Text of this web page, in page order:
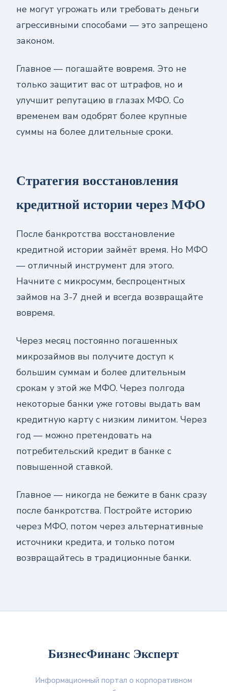
не могут угрожать или требовать деньги
агрессивными способами — это запрещено
законом.
Главное — погашайте вовремя. Это не
только защитит вас от штрафов, но и
улучшит репутацию в глазах МФО. Со
временем вам одобрят более крупные
суммы на более длительные сроки.
Стратегия восстановления
кредитной истории через МФО
После банкротства восстановление
кредитной истории займёт время. Но МФО
— отличный инструмент для этого.
Начните с микросумм, беспроцентных
займов на 3-7 дней и всегда возвращайте
вовремя.
Через месяц постоянно погашенных
микрозаймов вы получите доступ к
большим суммам и более длительным
срокам у этой же МФО. Через полгода
некоторые банки уже готовы выдать вам
кредитную карту с низким лимитом. Через
год — можно претендовать на
потребительский кредит в банке с
повышенной ставкой.
Главное — никогда не бежите в банк сразу
после банкротства. Постройте историю
через МФО, потом через альтернативные
источники кредита, и только потом
возвращайтесь в традиционные банки.
БизнесФинанс Эксперт
Информационный портал о корпоративном